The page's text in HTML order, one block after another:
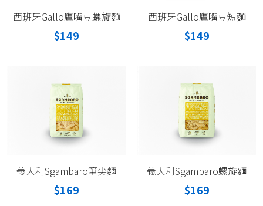
西班牙Gallo鷹嘴豆螺旋麵
$149
西班牙Gallo鷹嘴豆短麵
$149
義大利Sgambaro筆尖麵
$169
義大利Sgambaro螺旋麵
$169